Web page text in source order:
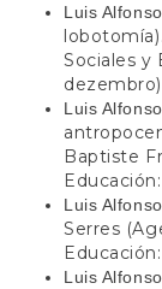
Luis
Sociales y
dezembro)
Luis
Baptiste
Luis
Serres
Luis